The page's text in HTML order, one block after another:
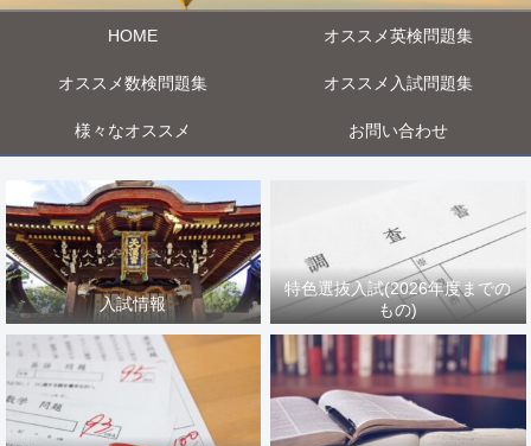
HOME オススメ英検問題集
オススメ数検問題集 オススメ入試問題集
様々なオススメ お問い合わせ
入試情報
特色選抜入試(2026年度までの
もの)